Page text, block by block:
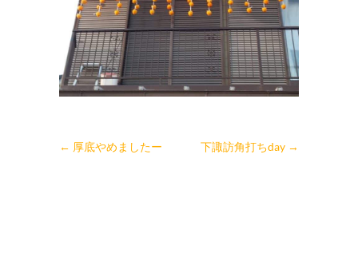
← 厚底やめましたー 下諏訪角打ちday →